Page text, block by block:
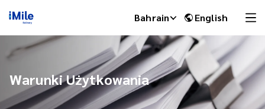
Bahrain English
Warunki Użytkowania